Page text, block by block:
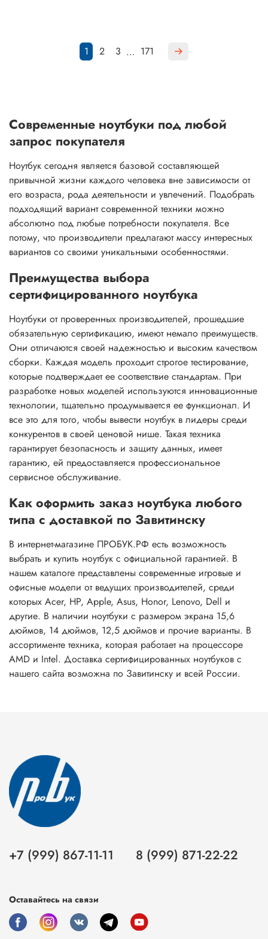
1 2 3 … 171
Современные ноутбуки под любой
запрос покупателя
Ноутбук сегодня является базовой составляющей
привычной жизни каждого человека вне зависимости от
его возраста, рода деятельности и увлечений. Подобрать
подходящий вариант современной техники можно
абсолютно под любые потребности покупателя. Все
потому, что производители предлагают массу интересных
вариантов со своими уникальными особенностями.
Преимущества выбора
сертифицированного ноутбука
Ноутбуки от проверенных производителей, прошедшие
обязательную сертификацию, имеют немало преимуществ.
Они отличаются своей надежностью и высоким качеством
сборки. Каждая модель проходит строгое тестирование,
которые подтверждает ее соответствие стандартам. При
разработке новых моделей используются инновационные
технологии, тщательно продумывается ее функционал. И
все это для того, чтобы вывести ноутбук в лидеры среди
конкурентов в своей ценовой нише. Такая техника
гарантирует безопасность и защиту данных, имеет
гарантию, ей предоставляется профессиональное
сервисное обслуживание.
Как оформить заказ ноутбука любого
типа с доставкой по Завитинску
В интернет-магазине ПРОБУК.РФ есть возможность
выбрать и купить ноутбук с официальной гарантией. В
нашем каталоге представлены современные игровые и
офисные модели от ведущих производителей, среди
которых Acer, HP, Apple, Asus, Honor, Lenovo, Dell и
другие. В наличии ноутбуки с размером экрана 15,6
дюймов, 14 дюймов, 12,5 дюймов и прочие варианты. В
ассортименте техника, которая работает на процессоре
AMD и Intel. Доставка сертифицированных ноутбуков с
нашего сайта возможна по Завитинску и всей России.
+7 (999) 867-11-11 8 (999) 871-22-22
Оставайтесь на связи